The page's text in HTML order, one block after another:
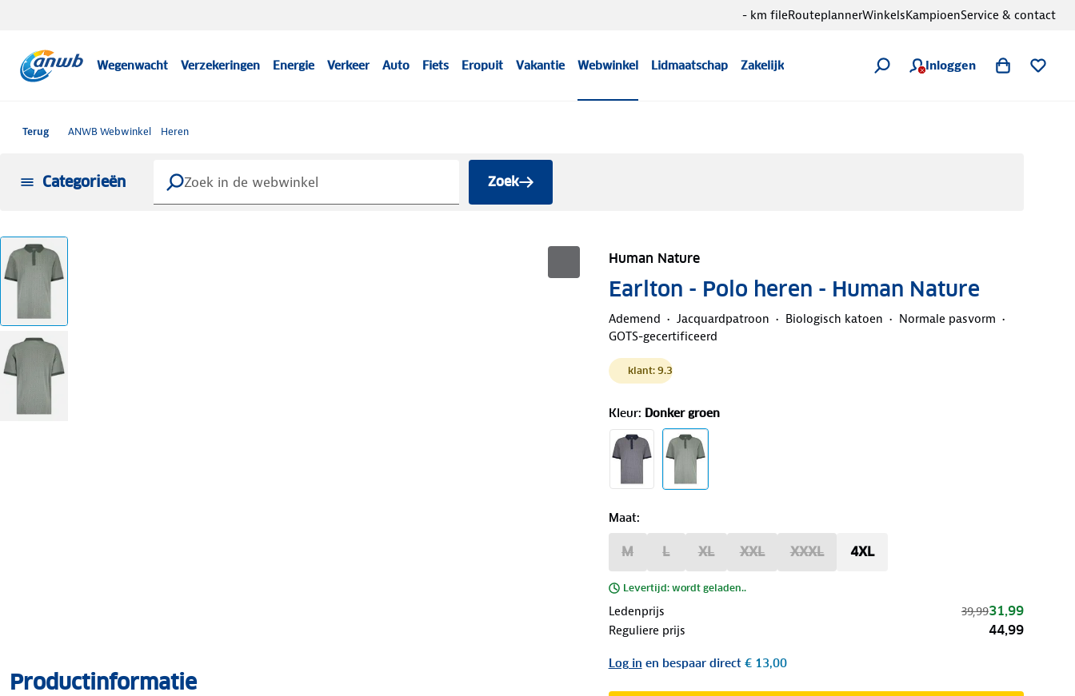
Wegenwacht Verzekeringen Energie Verkeer Auto Fiets Eropuit Vakantie Webwinkel Lidmaatschap Zakelijk Inloggen
- km fileRouteplannerWinkelsKampioenService & contact
Terug ANWB Webwinkel Heren
Categorieën Zoek
Human Nature
Earlton - Polo heren - Human Nature
Ademend Jacquardpatroon Biologisch katoen
Normale pasvorm
GOTS-gecertificeerd
klant: 9.3
Kleur: Donker groen
Maat:
M L XL XXL XXXL 4XL
Levertijd: wordt geladen..
Ledenprijs 39,9931,99
Reguliere prijs 44,99
Log in en bespaar direct€ 13,00
Productinformatie